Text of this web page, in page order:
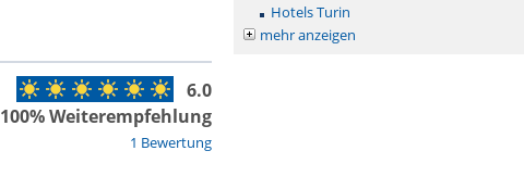
1 Bewertung
6.0
100% Weiterempfehlung
Hotels Turin
mehr anzeigen